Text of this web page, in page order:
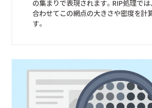
の集まりで表現されます。RIP処理では
合わせてこの網点の大きさや密度を計
す。